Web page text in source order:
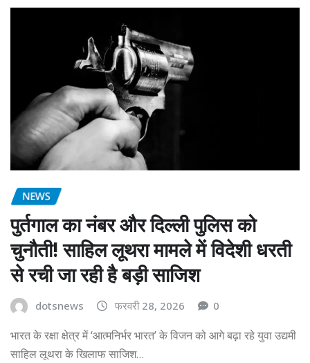
NEWS
पुर्तगाल का नंबर और दिल्ली पुलिस को
चुनौती! साहिल लूथरा मामले में विदेशी धरती
से रची जा रही है बड़ी साजिश
dotsnews फरवरी 28, 2026 0
भारत के रक्षा क्षेत्र में ‘आत्मनिर्भर भारत’ के विजन को आगे बढ़ा रहे युवा उद्यमी
साहिल लूथरा के खिलाफ साजिश…